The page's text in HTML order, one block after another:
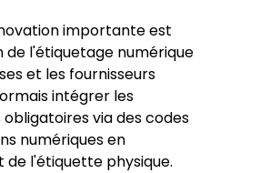
importante est
de l'étiquetage numérique
et les fournisseurs
intégrer les
via des codes
numériques en
l'étiquette physique.